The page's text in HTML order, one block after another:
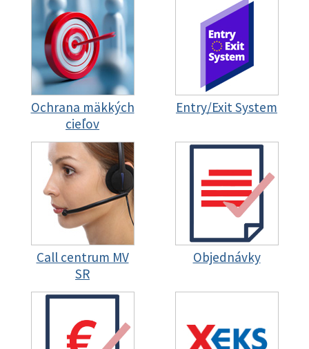
Ochrana mäkkých
cieľov
Entry/Exit System
Call centrum MV
SR
Objednávky